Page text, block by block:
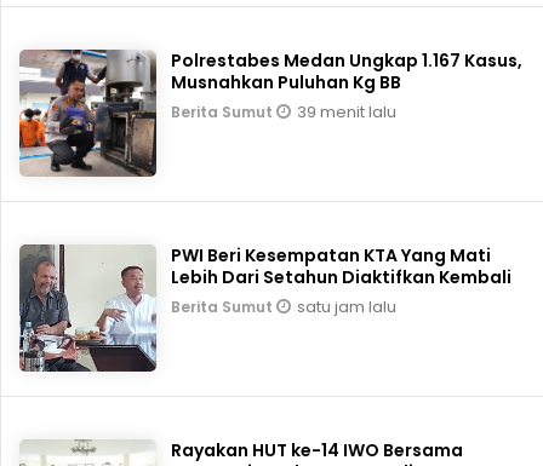
Polrestabes Medan Ungkap 1.167 Kasus,
Musnahkan Puluhan Kg BB
Berita Sumut 39 menit lalu
PWI Beri Kesempatan KTA Yang Mati
Lebih Dari Setahun Diaktifkan Kembali
Berita Sumut satu jam lalu
Rayakan HUT ke-14 IWO Bersama